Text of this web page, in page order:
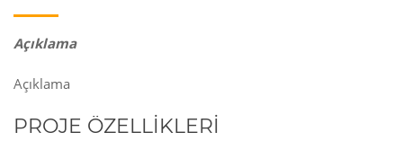
Açıklama
Açıklama
PROJE ÖZELLİKLERİ